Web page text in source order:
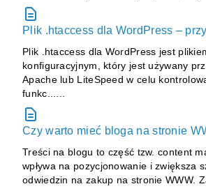
Plik .htaccess dla WordPress –
Plik .htaccess dla WordPress jest
konfiguracyjnym, który jest używany
Apache lub LiteSpeed w celu
funkc......
Czy warto mieć bloga na stronie
Treści na blogu to część tzw. content
wpływa na pozycjonowanie i zwiększa
odwiedzin na zakup na stronie WWW.